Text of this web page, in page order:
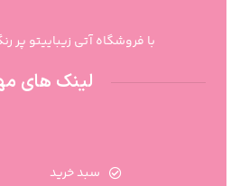
با فروشگاه آتی زیباییتو پر
لینک های
سبد خرید